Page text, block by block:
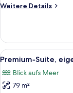
Weitere Details
Weitere
Suite
Sea
View
Alle
Fotos
für
Premium-
12
Premium-Suite,
Blick aufs Meer
79 m²